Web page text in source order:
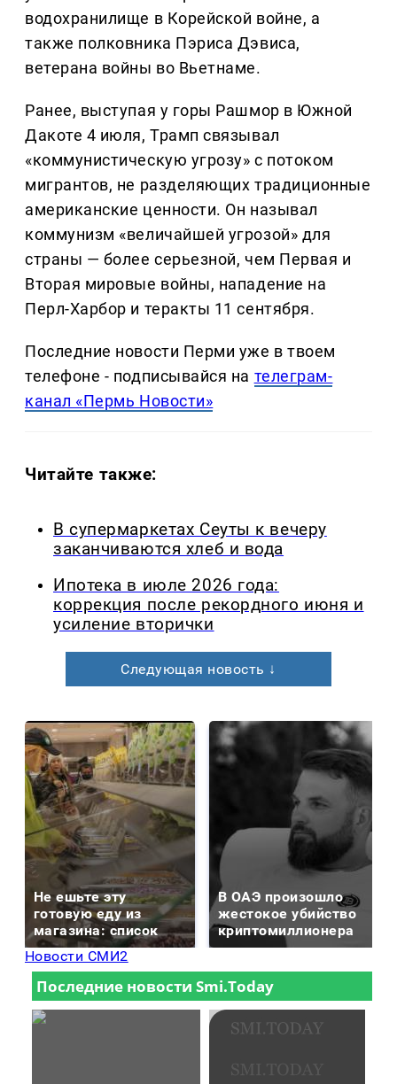
водохранилище в Корейской войне, а
также полковника Пэриса Дэвиса,
ветерана войны во Вьетнаме.
Ранее, выступая у горы Рашмор в Южной
Дакоте 4 июля, Трамп связывал
«коммунистическую угрозу» с потоком
мигрантов, не разделяющих традиционные
американские ценности. Он называл
коммунизм «величайшей угрозой» для
страны — более серьезной, чем Первая и
Вторая мировые войны, нападение на
Перл-Харбор и теракты 11 сентября.
Последние новости Перми уже в твоем
телефоне - подписывайся на телеграм-
канал «Пермь Новости»
Читайте также:
В супермаркетах Сеуты к вечеру
заканчиваются хлеб и вода
Ипотека в июле 2026 года:
коррекция после рекордного июня и
усиление вторички
Следующая новость ↓
Не ешьте эту
готовую еду из
магазина: список
В ОАЭ произошло
жестокое убийство
криптомиллионера
Новости СМИ2